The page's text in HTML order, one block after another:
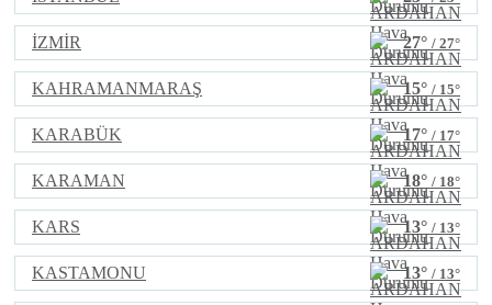
İZMİR 27° / 27°
KAHRAMANMARAŞ 15° / 15°
KARABÜK 17° / 17°
KARAMAN 18° / 18°
KARS 13° / 13°
KASTAMONU 13° / 13°